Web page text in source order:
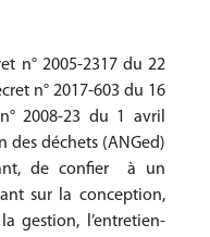
n° 2005-2317 du 22
n° 2017-603 du 16
2008-23 du 1 avril
des déchets (ANGed)
de confier à un
sur la conception,
gestion, l’entretien-